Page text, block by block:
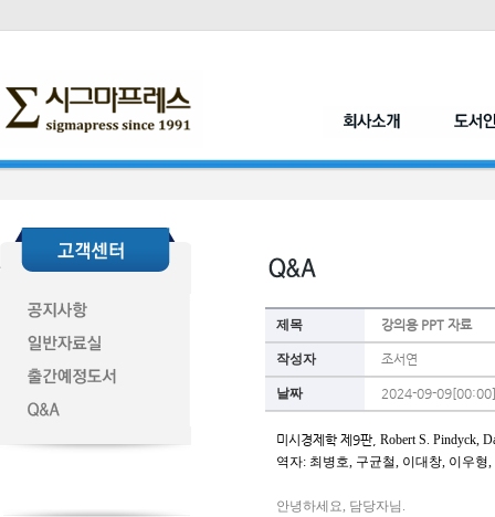
제목 강의용 PPT 자료
작성자 조서연
날짜 2024-09-09[00:00]
미시경제학 제9판, Robert S. Pindyck,
역자: 최병호, 구균철, 이대창, 이우형
안녕하세요, 담당자님.